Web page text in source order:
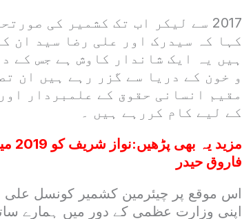
2017 سے لیکر اب تک کشمیر کی
کہا کہ سیدرک اور علی رضا سید ان
ہیں یہ ایک شاندار کاوش ہے جس کے
و خون کے دریا سے گزر رہے ہیں ان
مقیم انسانی حقوق کے علمبردار
کے لیے کام کررہے ہیں ۔
مزید یہ بھی پڑھیں:
فاروق حیدر
اس موقع پر چیئرمین کشمیر کونسل علی
اپنی وزارت عظمی کے دور میں ہمارے